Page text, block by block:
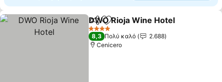
Κοινοποίηση
Προσθήκη στα αγαπημένα
DWO Rioja Wine Hotel
4 Αστέρια
8,3 Πολύ καλό
2.688
Cenicero